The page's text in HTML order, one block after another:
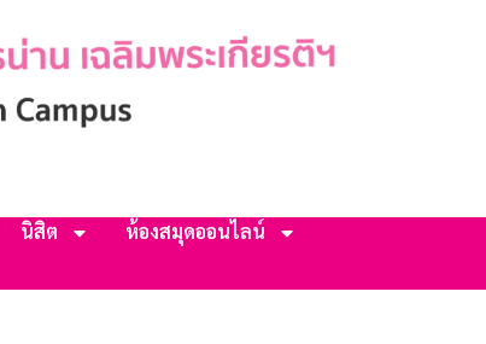
นิสิต
ห้องสมุดออนไลน์